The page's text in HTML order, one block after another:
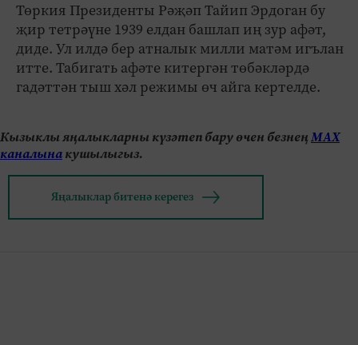
Төркия Президенты Рәҗәп Тайип Эрдоган бу
җир тетрәүне 1939 елдан башлап иң зур афәт,
диде. Ул илдә бер атналык милли матәм игълан
итте. Табигать афәте китергән төбәкләрдә
гадәттән тыш хәл режимы өч айга кертелде.
Кызыклы яңалыкларны күзәтеп бару өчен безнеңМАХ
каналынакушылыгыз.
Яңалыклар битенә керегез